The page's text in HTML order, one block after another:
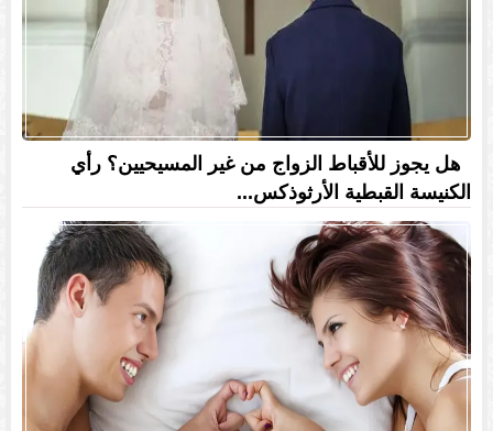
هل يجوز للأقباط الزواج من غير المسيحيين؟ رأي
الكنيسة القبطية الأرثوذكس...